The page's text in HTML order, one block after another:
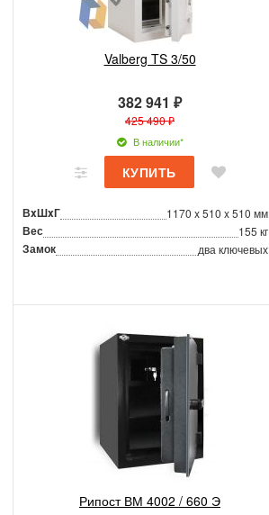
Valberg TS 3/50
382 941 ₽
425 490 ₽
В наличии*
ВxШxГ 1170 x 510 x 510 мм
Вес 155 кг
Замок два ключевых
Рипост ВМ 4002 / 660 Э